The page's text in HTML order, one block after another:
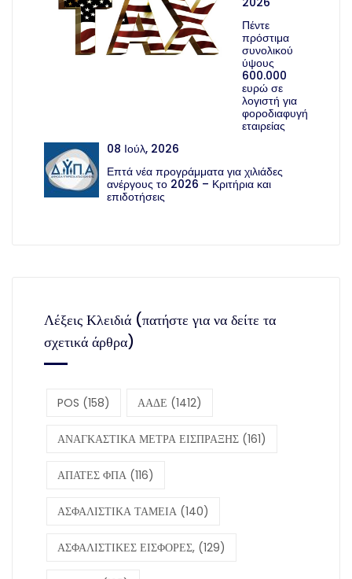
Πέντε
πρόστιμα
συνολικού
ύψους
600.000
ευρώ σε
λογιστή για
φοροδιαφυγή
εταιρείας
08 Ιούλ, 2026
Επτά νέα προγράμματα για χιλιάδες
ανέργους το 2026 – Κριτήρια και
επιδοτήσεις
Λέξεις Κλειδιά (πατήστε για να δείτε τα
σχετικά άρθρα)
POS (158) ΑΑΔΕ (1412)
ΑΝΑΓΚΑΣΤΙΚΑ ΜΕΤΡΑ ΕΙΣΠΡΑΞΗΣ (161)
ΑΠΑΤΕΣ ΦΠΑ (116)
ΑΣΦΑΛΙΣΤΙΚΑ ΤΑΜΕΙΑ (140)
ΑΣΦΑΛΙΣΤΙΚΕΣ ΕΙΣΦΟΡΕΣ, (129)